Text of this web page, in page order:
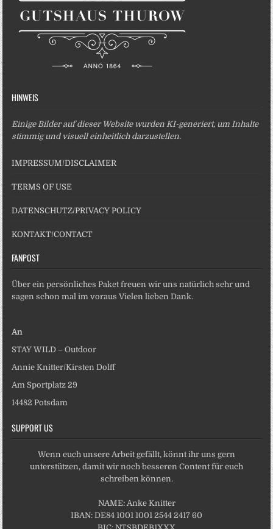
HINWEIS
Einige Bilder auf dieser Website wurden KI-generiert, um Inhalte
stimmig und visuell einheitlich darzustellen.
IMPRESSUM/DISCLAIMER
TERMS OF USE
DATENSCHUTZ/PRIVACY POLICY
KONTAKT/CONTACT
FANPOST
Über ein persönliches Paket freuen wir uns natürlich sehr und
sagen schon mal im voraus Vielen lieben Dank.
An
STAY WILD – Outdoor
Annie Knitter/Kirsten Dolff
Am Sportplatz 29
14482 Potsdam
SUPPORT US
Wenn euch unsere Arbeit gefällt, könnt ihr uns gern
unterstützen, damit wir noch besseren Content für euch
schreiben können.
NAME: Anke Knitter
IBAN: DE84 1001 1001 2544 2417 60